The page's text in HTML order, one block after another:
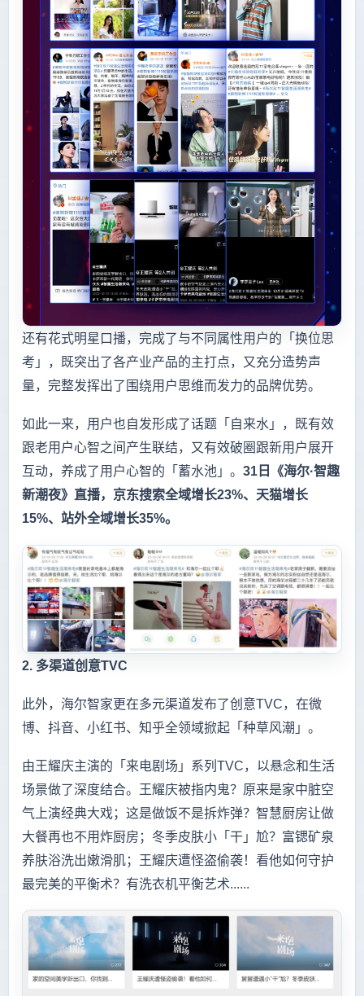
还有花式明星口播，完成了与不同属性用户的「换位思
考」，既突出了各产业产品的主打点，又充分造势声
量，完整发挥出了围绕用户思维而发力的品牌优势。
如此一来，用户也自发形成了话题「自来水」，既有效
跟老用户心智之间产生联结，又有效破圈跟新用户展开
互动，养成了用户心智的「蓄水池」。 31日《海尔·智趣
新潮夜》直播，京东搜索全域增长23%、天猫增长
15%、站外全域增长35%。
2. 多渠道创意TVC
此外，海尔智家更在多元渠道发布了创意TVC，在微
博、抖音、小红书、知乎全领域掀起「种草风潮」。
由王耀庆主演的「来电剧场」系列TVC，以悬念和生活
场景做了深度结合。王耀庆被指内鬼？原来是家中脏空
气上演经典大戏；这是做饭不是拆炸弹？智慧厨房让做
大餐再也不用炸厨房；冬季皮肤小「干」尬？富锶矿泉
养肤浴洗出嫩滑肌；王耀庆遭怪盗偷袭！看他如何守护
最完美的平衡术？有洗衣机平衡艺术......